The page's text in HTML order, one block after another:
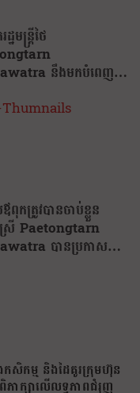
ឋមន្រ្តីថៃ
នឹងមកបំពេញ
ចផ្លូវការនៅកម្ពុជា…
កត្រូវបានចាប់ខ្លួន
Paetongtarn
បានប្រកាសថា
ងកសិកម្ម និងដៃគូរក្រុមហ៊ុន
ាក្សាលើលទ្ធភាពជំរុញ